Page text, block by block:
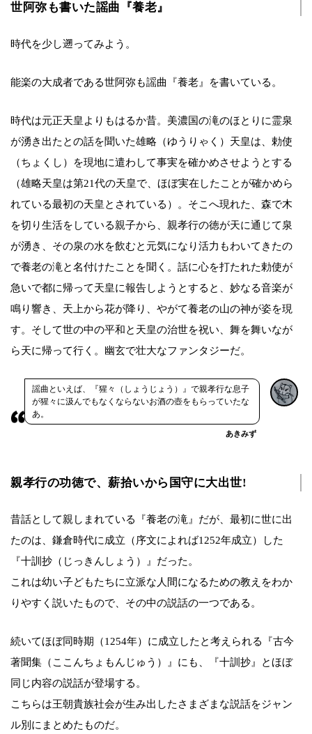
世阿弥も書いた謡曲『養老』
時代を少し遡ってみよう。
能楽の大成者である世阿弥も謡曲『養老』を書いている。
時代は元正天皇よりもはるか昔。美濃国の滝のほとりに霊泉
が湧き出たとの話を聞いた雄略（ゆうりゃく）天皇は、勅使
（ちょくし）を現地に遣わして事実を確かめさせようとする
（雄略天皇は第21代の天皇で、ほぼ実在したことが確かめら
れている最初の天皇とされている）。そこへ現れた、森で木
を切り生活をしている親子から、親孝行の徳が天に通じて泉
が湧き、その泉の水を飲むと元気になり活力もわいてきたの
で養老の滝と名付けたことを聞く。話に心を打たれた勅使が
急いで都に帰って天皇に報告しようとすると、妙なる音楽が
鳴り響き、天上から花が降り、やがて養老の山の神が姿を現
す。そして世の中の平和と天皇の治世を祝い、舞を舞いなが
ら天に帰って行く。幽玄で壮大なファンタジーだ。
謡曲といえば、『猩々（しょうじょう）』で親孝行な息子
が猩々に汲んでもなくならないお酒の壺をもらっていたな
あ。
あきみず
親孝行の功徳で、薪拾いから国守に大出世!
昔話として親しまれている『養老の滝』だが、最初に世に出
たのは、鎌倉時代に成立（序文によれば1252年成立）した
『十訓抄（じっきんしょう）』だった。
これは幼い子どもたちに立派な人間になるための教えをわか
りやすく説いたもので、その中の説話の一つである。
続いてほぼ同時期（1254年）に成立したと考えられる『古今
著聞集（ここんちょもんじゅう）』にも、『十訓抄』とほぼ
同じ内容の説話が登場する。
こちらは王朝貴族社会が生み出したさまざまな説話をジャン
ル別にまとめたものだ。